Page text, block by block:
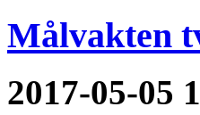
Målvakten
2017-05-05